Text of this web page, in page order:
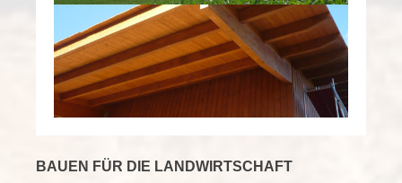
BAUEN FÜR DIE LANDWIRTSCHAFT